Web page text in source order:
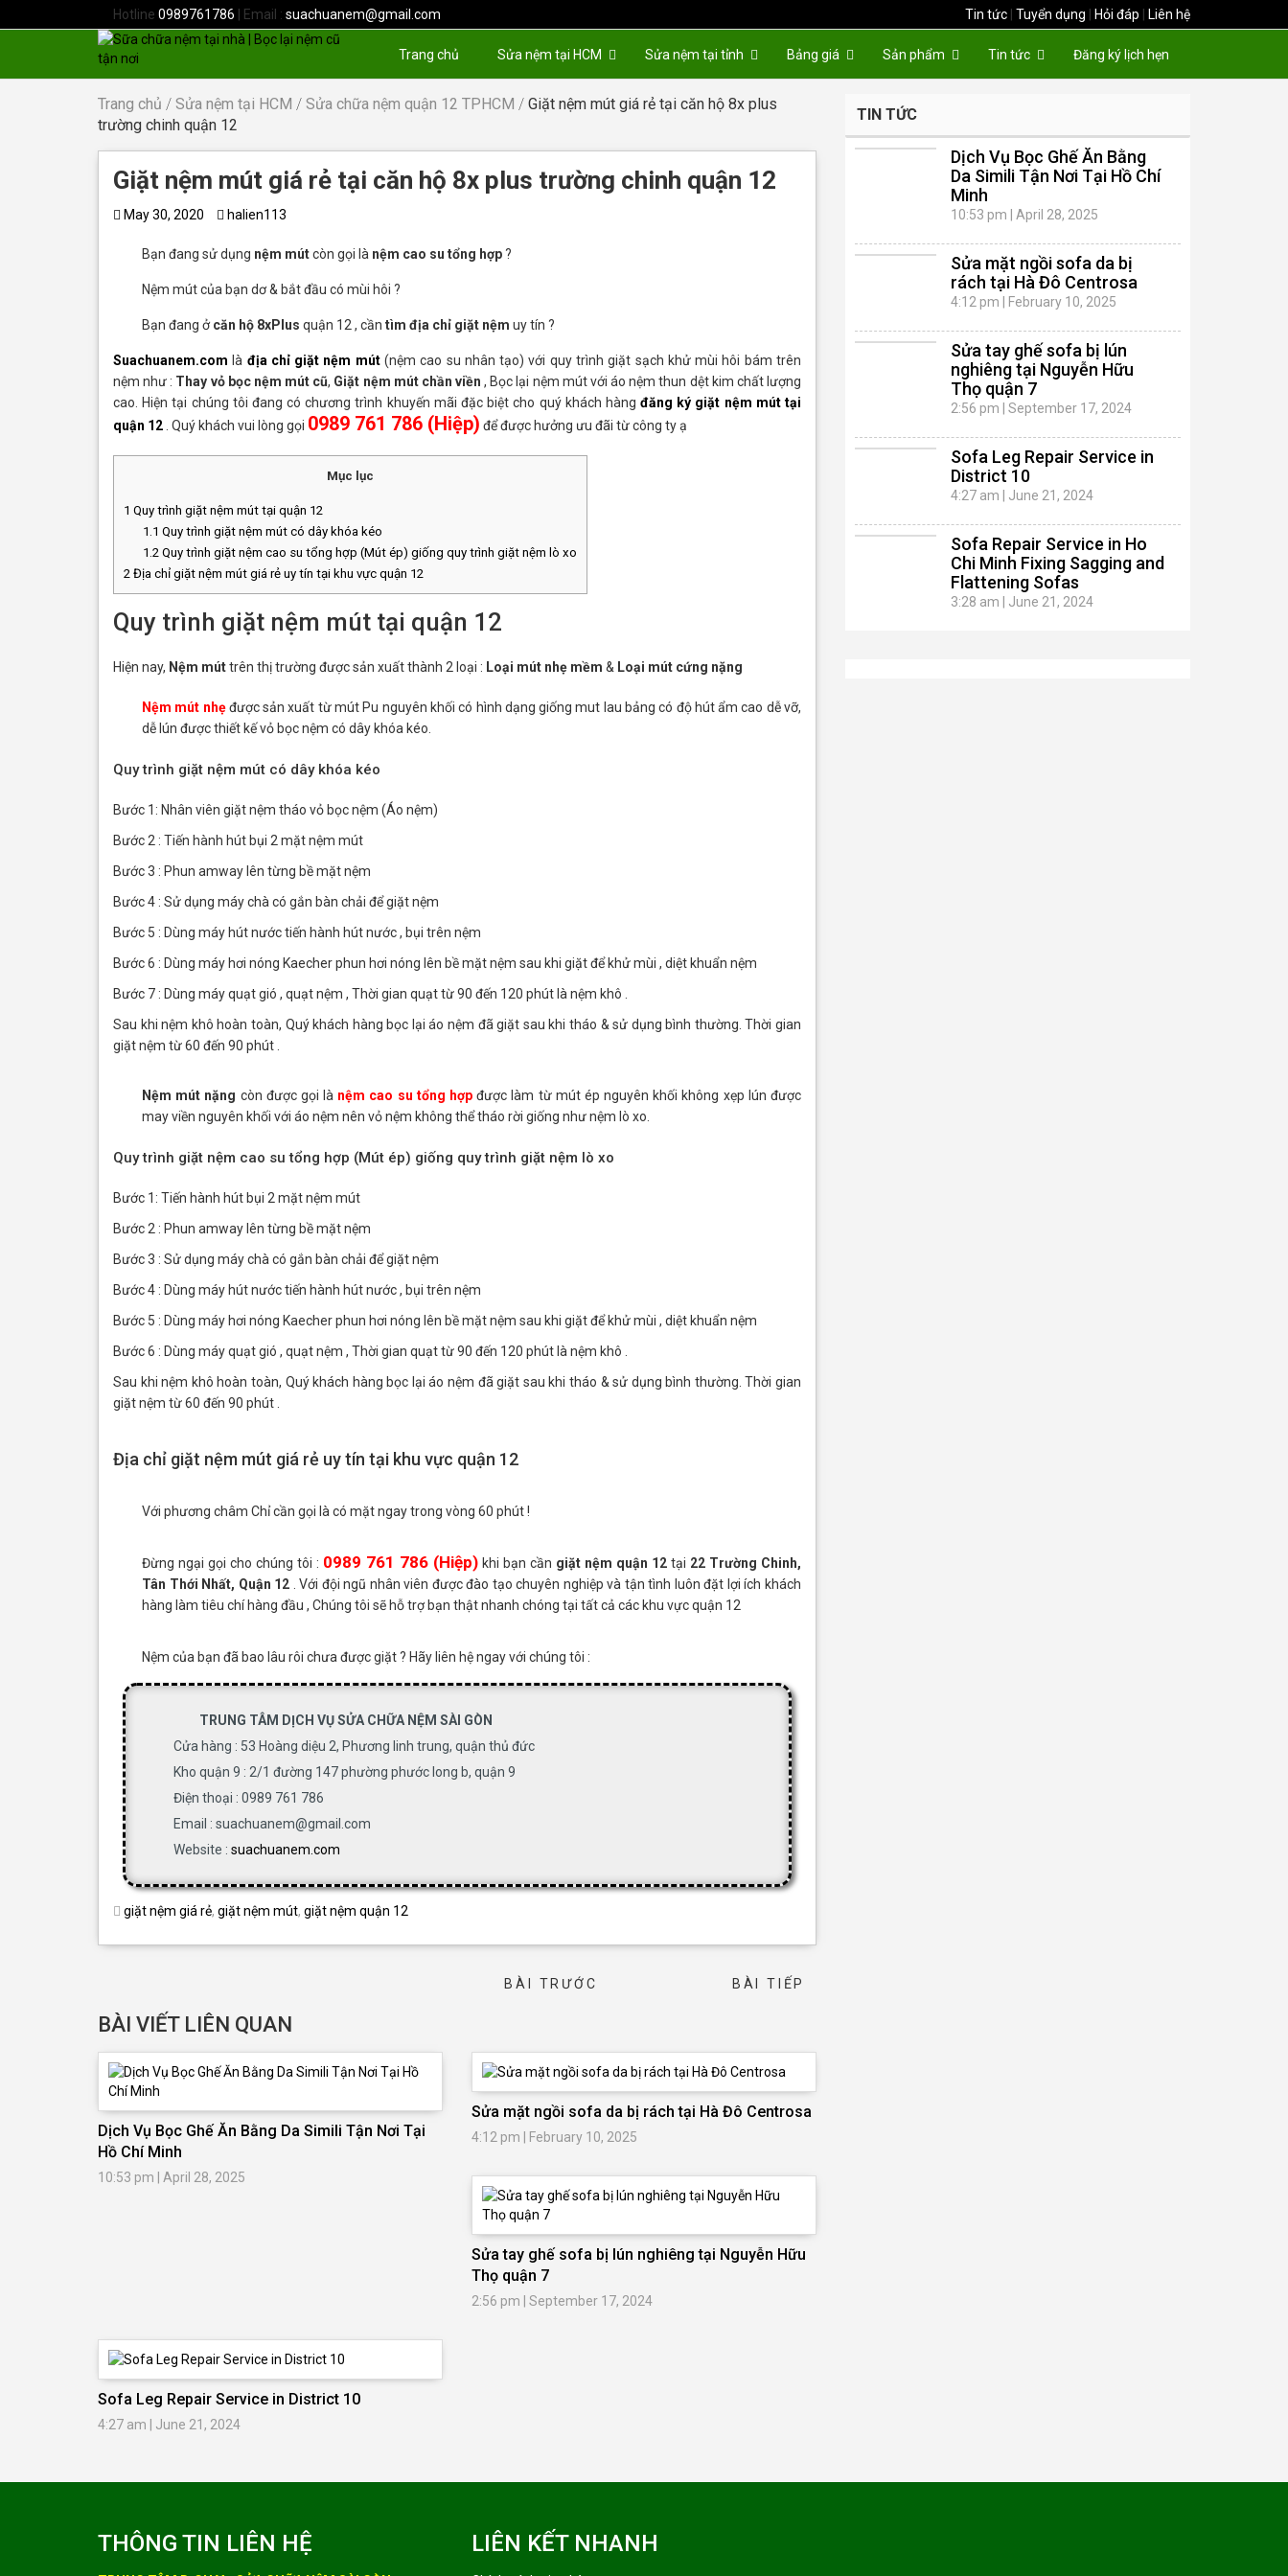
Hotline 0989761786 | Email : suachuanem@gmail.com Tin tức Tuyển dụng Hỏi đáp Liên hệ
Trang chủ Sửa nệm tại HCM Sửa nệm tại tỉnh Bảng giá Sản phẩm Tin tức Đăng ký lịch hẹn
Trang chủ / Sửa nệm tại HCM / Sửa chữa nệm quận 12 TPHCM / Giặt nệm mút giá rẻ tại căn hộ 8x plus
trường chinh quận 12
Giặt nệm mút giá rẻ tại căn hộ 8x plus trường chinh quận 12
May 30, 2020 halien113
Bạn đang sử dụng nệm mútcòn gọi là nệm cao su tổng hợp?
Nệm mút của bạn dơ & bắt đầu có mùi hôi ?
Bạn đang ởcăn hộ 8xPlus quận 12 , cần tìm địa chỉ giặt nệm uy tín ?
Suachuanem.com là địa chỉ giặt nệm mút(nệm cao su nhân tạo) với quy trình giặt sạch khử mùi hôi bám trên
nệm như : Thay vỏ bọc nệm mút cũ, Giặt nệm mút chần viền , Bọc lại nệm mút với áo nệm thun dệt kim chất lượng
cao. Hiện tại chúng tôi đang có chương trình khuyến mãi đặc biệt cho quý khách hàngđăng ký giặt nệm mút tại
quận 12 . Quý khách vui lòng gọi 0989 761 786 (Hiệp) để được hưởng ưu đãi từ công ty ạ
Mục lục
1 Quy trình giặt nệm mút tại quận 12
1.1 Quy trình giặt nệm mút có dây khóa kéo
1.2 Quy trình giặt nệm cao su tổng hợp (Mút ép) giống quy trình giặt nệm lò xo
2 Địa chỉ giặt nệm mút giá rẻ uy tín tại khu vực quận 12
Quy trình giặt nệm mút tại quận 12
Hiện nay, Nệm múttrên thị trường được sản xuất thành 2 loại : Loại mút nhẹ mềm & Loại mút cứng nặng
Nệm mút nhẹđược sản xuất từ mút Pu nguyên khối có hình dạng giống mut lau bảng có độ hút ẩm cao dễ vỡ,
dễ lún được thiết kế vỏ bọc nệm có dây khóa kéo.
Quy trình giặt nệm mút có dây khóa kéo
Bước 1: Nhân viên giặt nệm tháo vỏ bọc nệm (Áo nệm)
Bước 2 : Tiến hành hút bụi 2 mặt nệm mút
Bước 3 : Phun amway lên từng bề mặt nệm
Bước 4 : Sử dụng máy chà có gắn bàn chải để giặt nệm
Bước 5 : Dùng máy hút nước tiến hành hút nước , bụi trên nệm
Bước 6 : Dùng máy hơi nóng Kaecher phun hơi nóng lên bề mặt nệm sau khi giặt để khử mùi , diệt khuẩn nệm
Bước 7 : Dùng máy quạt gió , quạt nệm , Thời gian quạt từ 90 đến 120 phút là nệm khô .
Sau khi nệm khô hoàn toàn, Quý khách hàng bọc lại áo nệm đã giặt sau khi tháo & sử dụng bình thường. Thời gian
giặt nệm từ 60 đến 90 phút .
Nệm mút nặng còn được gọi là nệm cao su tổng hợp được làm từ mút ép nguyên khối không xẹp lún được
may viền nguyên khối với áo nệm nên vỏ nệm không thể tháo rời giống như nệm lò xo.
Quy trình giặt nệm cao su tổng hợp (Mút ép) giống quy trình giặt nệm lò xo
Bước 1: Tiến hành hút bụi 2 mặt nệm mút
Bước 2 : Phun amway lên từng bề mặt nệm
Bước 3 : Sử dụng máy chà có gắn bàn chải để giặt nệm
Bước 4 : Dùng máy hút nước tiến hành hút nước , bụi trên nệm
Bước 5 : Dùng máy hơi nóng Kaecher phun hơi nóng lên bề mặt nệm sau khi giặt để khử mùi , diệt khuẩn nệm
Bước 6 : Dùng máy quạt gió , quạt nệm , Thời gian quạt từ 90 đến 120 phút là nệm khô .
Sau khi nệm khô hoàn toàn, Quý khách hàng bọc lại áo nệm đã giặt sau khi tháo & sử dụng bình thường. Thời gian
giặt nệm từ 60 đến 90 phút .
Địa chỉ giặt nệm mút giá rẻ uy tín tại khu vực quận 12
Với phương châm Chỉ cần gọi là có mặt ngay trong vòng 60 phút !
Đừng ngại gọi cho chúng tôi : 0989 761 786 (Hiệp) khi bạn cần giặt nệm quận 12 tại 22 Trường Chinh,
Tân Thới Nhất, Quận 12 . Với đội ngũ nhân viên được đào tạo chuyên nghiệp và tận tình luôn đặt lợi ích khách
hàng làm tiêu chí hàng đầu , Chúng tôi sẽ hỗ trợ bạn thật nhanh chóng tại tất cả các khu vực quận 12
Nệm của bạn đã bao lâu rôi chưa được giặt ? Hãy liên hệ ngay với chúng tôi :
TRUNG TÂM DỊCH VỤ SỬA CHỮA NỆM SÀI GÒN
Cửa hàng : 53 Hoàng diệu 2, Phương linh trung, quận thủ đức
Kho quận 9 : 2/1 đường 147 phường phước long b, quận 9
Điện thoại : 0989 761 786
Email : suachuanem@gmail.com
Website : suachuanem.com
giặt nệm giá rẻ, giặt nệm mút, giặt nệm quận 12
BÀI TRƯỚC BÀI TIẾP→
BÀI VIẾT LIÊN QUAN
Dịch Vụ Bọc Ghế Ăn Bằng Da Simili Tận Nơi Tại
Hồ Chí Minh
10:53 pm | April 28, 2025
Sửa mặt ngồi sofa da bị rách tại Hà Đô Centrosa
4:12 pm | February 10, 2025
Sửa tay ghế sofa bị lún nghiêng tại Nguyễn Hữu
Thọ quận 7
2:56 pm | September 17, 2024
Sofa Leg Repair Service in District 10
4:27 am | June 21, 2024
TIN TỨC
Dịch Vụ Bọc Ghế Ăn Bằng
Da Simili Tận Nơi Tại Hồ Chí
Minh
10:53 pm April 28, 2025
Sửa mặt ngồi sofa da bị
rách tại Hà Đô Centrosa
4:12 pm February 10, 2025
Sửa tay ghế sofa bị lún
nghiêng tại Nguyễn Hữu
Thọ quận 7
2:56 pm September 17, 2024
Sofa Leg Repair Service in
District 10
4:27 am June 21, 2024
Sofa Repair Service in Ho
Chi Minh Fixing Sagging and
Flattening Sofas
3:28 am June 21, 2024
THÔNG TIN LIÊN HỆ LIÊN KẾT NHANH